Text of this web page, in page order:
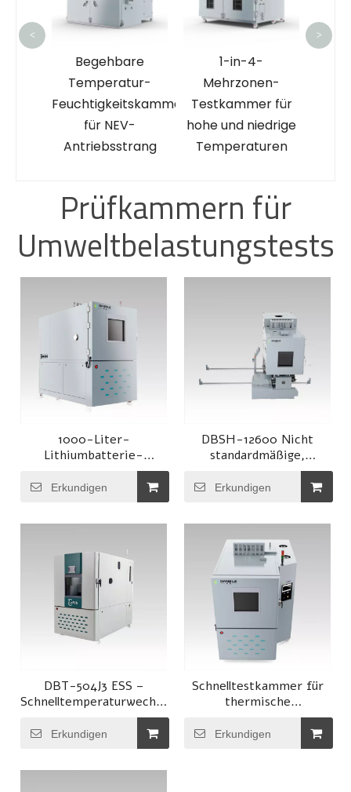
1-in-4-
Mehrzonen-
Testkammer für
hohe und niedrige
Temperaturen
< >
Prüfkammern für
Umweltbelastungstests
1000-Liter-
Lithiumbatterie-
Schnelltestkammer für
thermische Zyklen
Erkundigen
DBSH-12600 Nicht
standardmäßige,
kundenspezifische,
große Dreifach-
Umwelttestkammer
Erkundigen
DBT-504J3 ESS –
Schnelltemperaturwechsel-
Erkundigen
Schnelltestkammer für
thermische
Veränderungen mit
großem
Temperaturbereich
Erkundigen